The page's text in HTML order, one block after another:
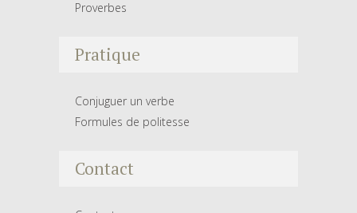
Proverbes
Pratique
Conjuguer un verbe
Formules de politesse
Contact